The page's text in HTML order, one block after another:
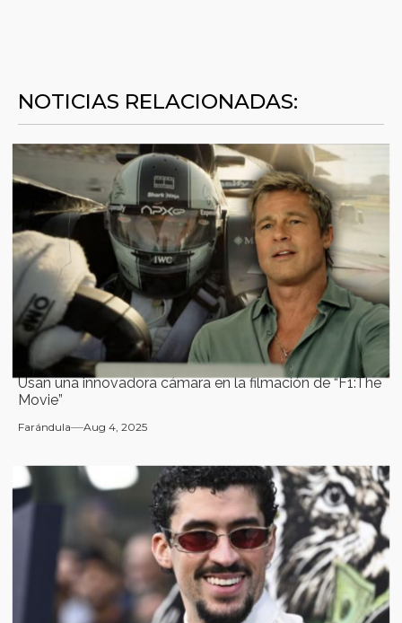
NOTICIAS RELACIONADAS:
Usan una innovadora cámara en la filmación de “F1:The
Movie”
Farándula Aug 4, 2025